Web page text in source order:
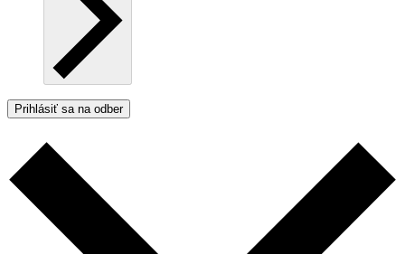
Prihlásiť sa na odber